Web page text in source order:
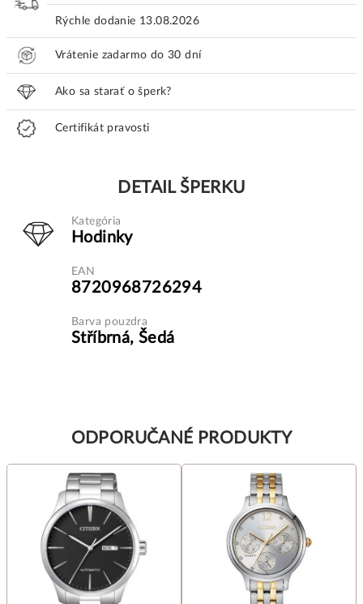
Rýchle dodanie 13.08.2026
Vrátenie zadarmo do 30 dní
Ako sa starať o šperk?
Certifikát pravosti
DETAIL ŠPERKU
Kategória
Hodinky
EAN
8720968726294
Barva pouzdra
Stříbrná, Šedá
ODPORUČANÉ PRODUKTY